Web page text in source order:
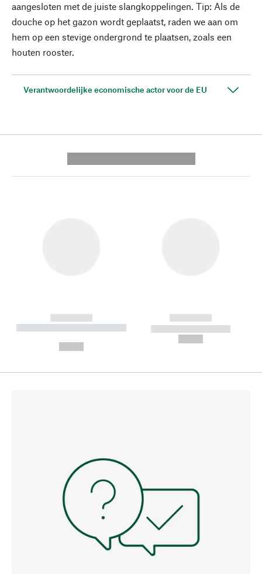
aangesloten met de juiste slangkoppelingen. Tip: Als de
douche op het gazon wordt geplaatst, raden we aan om
hem op een stevige ondergrond te plaatsen, zoals een
houten rooster.
Verantwoordelijke economische actor voor de EU
------------
----------- ----------- --------
------------
----------- -----------